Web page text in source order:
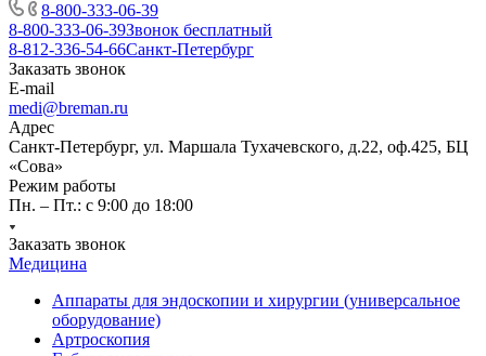
8-800-333-06-39
8-800-333-06-39Звонок бесплатный
8-812-336-54-66Санкт-Петербург
Заказать звонок
E-mail
medi@breman.ru
Адрес
Санкт-Петербург, ул. Маршала Тухачевского, д.22, оф.425, БЦ
«Сова»
Режим работы
Пн. – Пт.: с 9:00 до 18:00
Заказать звонок
Медицина
Аппараты для эндоскопии и хирургии (универсальное
оборудование)
Артроскопия